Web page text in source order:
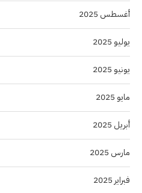
أغسطس 2025
يوليو 2025
يونيو 2025
مايو 2025
أبريل 2025
مارس 2025
فبراير 2025